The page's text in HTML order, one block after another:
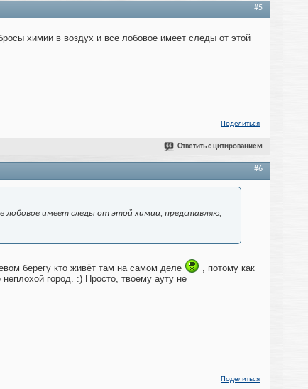
#5
химии в воздух и все лобовое имеет следы от этой
Поделиться
Ответить с цитированием
#6
лобовое имеет следы от этой химии, представляю,
берегу кто живёт там на самом деле
, потому как
город. :) Просто, твоему ауту не
Поделиться